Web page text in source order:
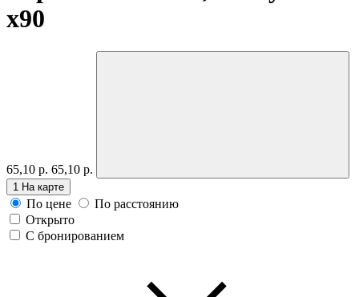
x90
65,10 р. 65,10 р.
1 На карте
По цене
По расстоянию
Открыто
С бронированием